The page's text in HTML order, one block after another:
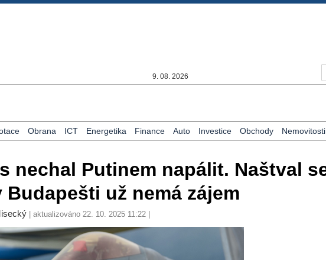
9. 08. 2026
Obrana ICT Energetika Finance Auto Investice Obchody Nemovitosti
nechal Putinem napálit. Naštval
Budapešti už nemá zájem
| aktualizováno 22. 10. 2025 11:22 |